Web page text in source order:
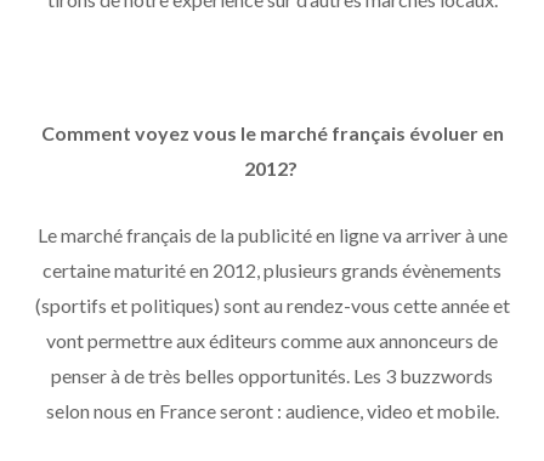
Comment voyez vous le marché français évoluer en
2012?
Le marché français de la publicité en ligne va arriver à une
certaine maturité en 2012, plusieurs grands évènements
(sportifs et politiques) sont au rendez-vous cette année et
vont permettre aux éditeurs comme aux annonceurs de
penser à de très belles opportunités. Les 3 buzzwords
selon nous en France seront : audience, video et mobile.